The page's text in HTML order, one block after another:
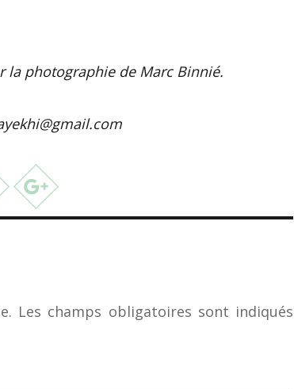
la photographie de Marc Binnié.
Les champs obligatoires sont indiqués